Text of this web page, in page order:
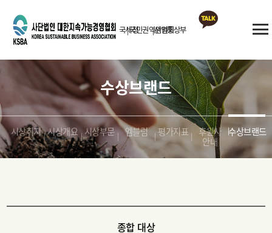
국세청국민권익위원회
산업통상부
수상브랜드
시상취지 시상개요 시상부문 엠블럼 평가지표 후원사
안내
수상브랜드
종합 대상